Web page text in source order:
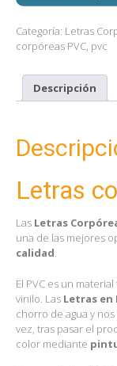
Categoría: Letras
corpóreas PVC, pvc
Descripción
Letras
Las Letras
una de las mejores
calidad.
El PVC es un
vinilo. Las Letras en
chorro de agua y
vez, tras pasar el
color mediante